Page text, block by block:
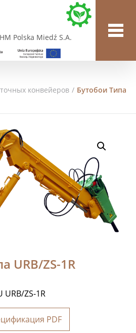
Polska Miedź S.A.
конвейеров / Бутобои Типа
URB/ZS-1R
URB/ZS-1R
PDF